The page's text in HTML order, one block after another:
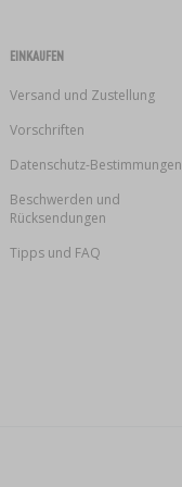
EINKAUFEN
Versand und Zustellung
Vorschriften
Datenschutz-Bestimmungen
Beschwerden und
Rücksendungen
Tipps und FAQ